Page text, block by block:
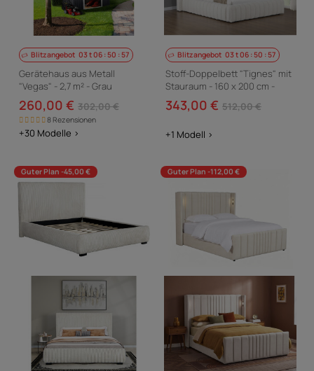
Blitzangebot 03t06 :50 :56
Gerätehaus aus Metall
"Vegas" - 2,7 m² - Grau
260,00 € 302,00 €
8 Rezensionen
+30 Modelle >
Blitzangebot 03t06 :50 :56
Stoff-Doppelbett "Tignes" mit
Stauraum - 160 x 200 cm -
Beige
343,00 € 512,00 €
+1 Modell >
Guter Plan -45,00 € Guter Plan -112,00 €